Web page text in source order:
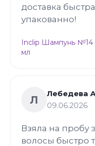
доставка
упакованно!
Inclip Шампунь №14
мл
Л
Лебедева
09.06.2026
Взяла на пробу
волосы быстро